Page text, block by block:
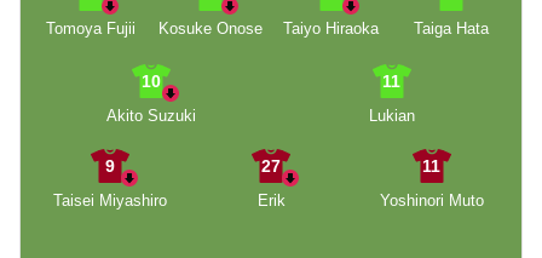
Tomoya Fujii
Kosuke Onose
Taiyo Hiraoka
Taiga Hata
10
Akito Suzuki
11
Lukian
9
Taisei Miyashiro
27
Erik
11
Yoshinori Muto